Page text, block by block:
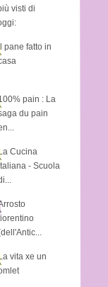
visti di
Il pane fatto in
pain : La
du pain
La Cucina
Italiana - Scuola
La vita xe un